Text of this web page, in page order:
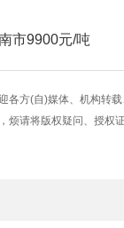
市9900元/吨
各方(自)媒体、机构转
烦请将版权疑问、授权